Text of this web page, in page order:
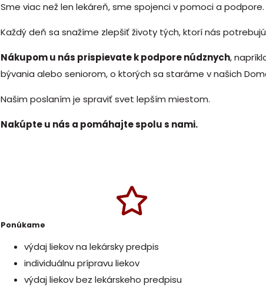
Sme viac než len lekáreň, sme spojenci v pomoci a podpore.
Každý deň sa snažíme zlepšiť životy tých, ktorí nás
Nákupom u nás prispievate k podpore núdznych,
bývania alebo seniorom, o ktorých sa staráme v našich
Našim poslaním je spraviť svet lepším miestom.
Nakúpte u nás a pomáhajte spolu s nami.
Ponúkame
výdaj liekov na lekársky predpis
individuálnu prípravu liekov
výdaj liekov bez lekárskeho predpisu